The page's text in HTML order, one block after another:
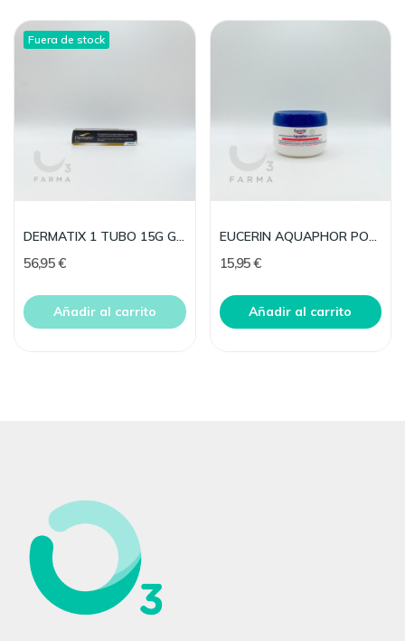
Fuera de stock
DERMATIX 1 TUBO 15G GEL SILICO CICATRI
56,95 €
Añadir al carrito
EUCERIN AQUAPHOR POMADA REPARADORA 99 G
15,95 €
Añadir al carrito